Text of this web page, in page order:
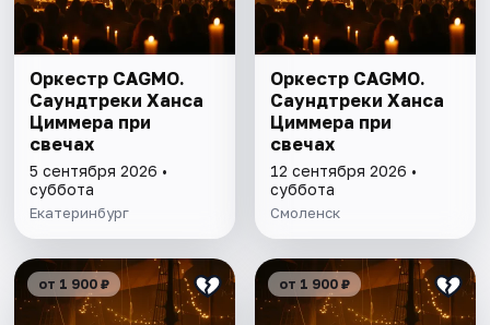
Оркестр CAGMO.
Саундтреки Ханса
Циммера при
свечах
5 сентября 2026 •
суббота
Екатеринбург
Оркестр CAGMO.
Саундтреки Ханса
Циммера при
свечах
12 сентября 2026 •
суббота
Смоленск
от 1 900 ₽ от 1 900 ₽